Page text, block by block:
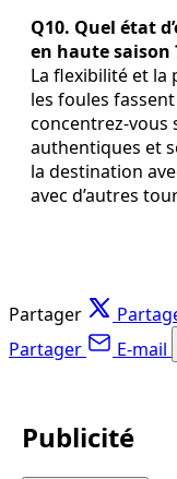
Q10. Quel état
en haute saison
La flexibilité et la
les foules
concentrez-vous
authentiques et
la destination
avec d’autres
Partager
Partager
E-mail
Publicité